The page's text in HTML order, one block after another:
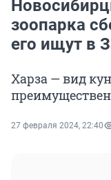
зоопарка
его ищут в
Харза — вид
27 февраля 2024, 22:40